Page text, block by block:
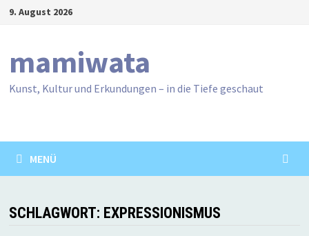
Zum9. August 2026
mamiwata
Kunst, Kultur und Erkundungen – in die Tiefe geschaut
MENÜ
SCHLAGWORT: EXPRESSIONISMUS